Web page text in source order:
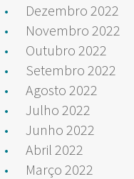
Dezembro 2022
Novembro 2022
Outubro 2022
Setembro 2022
Agosto 2022
Julho 2022
Junho 2022
Abril 2022
Março 2022